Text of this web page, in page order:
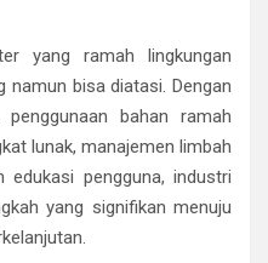
yang ramah lingkungan
namun bisa diatasi. Dengan
bahan ramah
lunak, manajemen limbah
edukasi pengguna, industri
yang signifikan menuju